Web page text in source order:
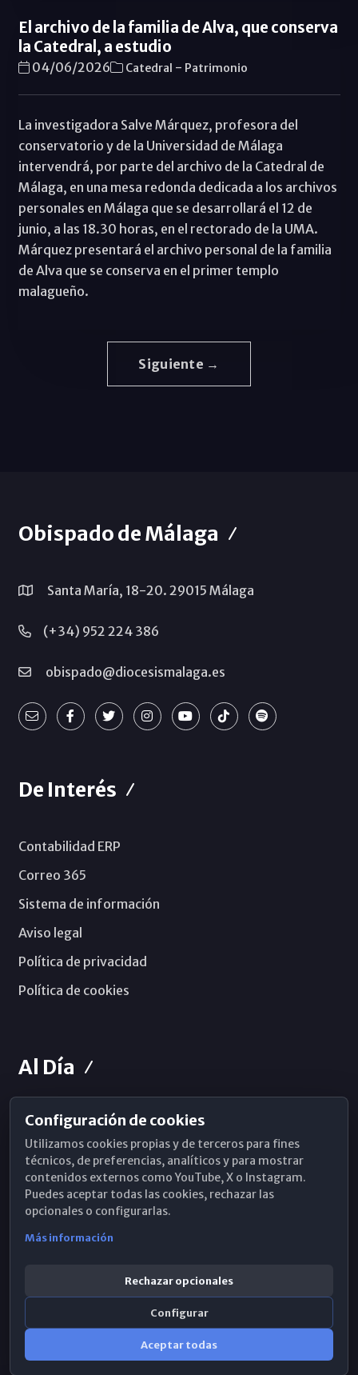
El archivo de la familia de Alva, que conserva
la Catedral, a estudio
04/06/2026 Catedral - Patrimonio
La investigadora Salve Márquez, profesora del
conservatorio y de la Universidad de Málaga
intervendrá, por parte del archivo de la Catedral de
Málaga, en una mesa redonda dedicada a los archivos
personales en Málaga que se desarrollará el 12 de
junio, a las 18.30 horas, en el rectorado de la UMA.
Márquez presentará el archivo personal de la familia
de Alva que se conserva en el primer templo
malagueño.
Siguiente →
Obispado de Málaga
Santa María, 18-20. 29015 Málaga
(+34) 952 224 386
obispado@diocesismalaga.es
De Interés
Contabilidad ERP
Correo 365
Sistema de información
Aviso legal
Política de privacidad
Política de cookies
Al Día
Horarios de Misa
Hemeroteca
WhatsApp
Configuración de cookies
Utilizamos cookies propias y de terceros para fines
técnicos, de preferencias, analíticos y para mostrar
contenidos externos como YouTube, X o Instagram.
Puedes aceptar todas las cookies, rechazar las
opcionales o configurarlas.
Más información
Rechazar opcionales
Configurar
Aceptar todas